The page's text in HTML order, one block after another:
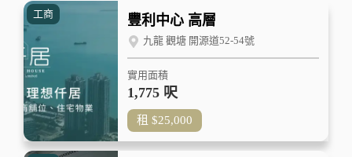
工商 豐利中心 高層
九龍 觀塘 開源道52-54號
實用面積
1,775 呎
租 $25,000